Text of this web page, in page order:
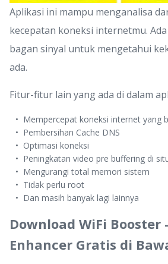
Aplikasi ini mampu menganalisa
kecepatan koneksi internetmu.
bagan sinyal untuk mengetahui
ada.
Fitur-fitur lain yang ada di dalam
Mempercepat koneksi internet yang
Pembersihan Cache DNS
Optimasi koneksi
Peningkatan video pre buffering di
Mengurangi total memori sistem
Tidak perlu root
Dan masih banyak lagi lainnya
Download WiFi Booster
Enhancer Gratis di